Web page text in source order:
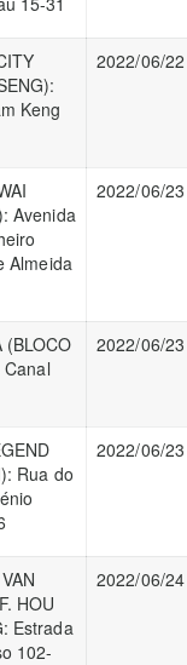
Keng
2022/06/22
Avenida
Almeida
2022/06/23
(BLOCO
2022/06/23
Rua do
2022/06/23
HOU
Estrada
102-
2022/06/24